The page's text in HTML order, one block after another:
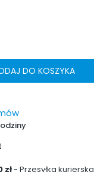
DO KOSZYKA
zł- Przesyłka kurierska